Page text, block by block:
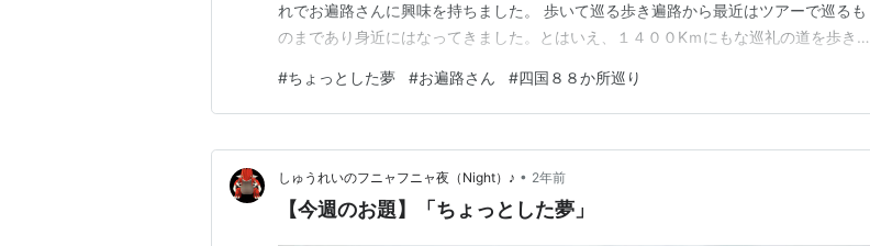
れでお遍路さんに興味を持ちました。 歩いて巡る歩き遍路から最近はツアーで巡るも
のまであり身近にはなってきました。とはいえ、１４００Kｍにもな巡礼の道を歩きと
も、日程も経費もそれなりにかかります。無理だなと思っていました。ところが先日叔
母の所に行った折、話をしていたらなんと叔母が８８か所廻…
#ちょっとした夢 #お遍路さん #四国８８か所巡り
しゅうれいのフニャフニャ夜（Night）♪ • 2年前
【今週のお題】「ちょっとした夢」